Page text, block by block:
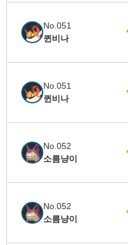
No.051
퀸비나
No.051
퀸비나
No.052
소름냥이
No.052
소름냥이